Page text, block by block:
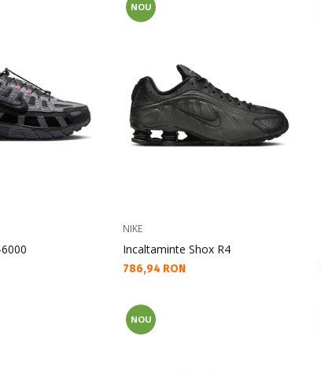
NOU
NIKE
Incaltaminte Shox R4
Текуща цена:
786,94 RON
NOU